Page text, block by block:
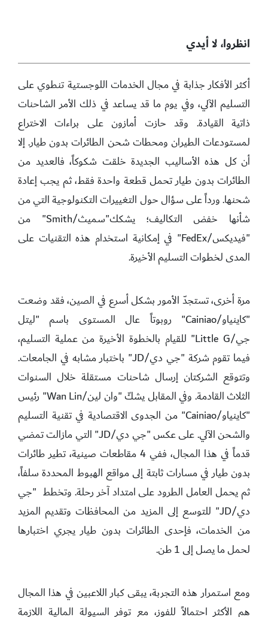
انظروا، لا أيدي
أكثر الأفكار جذابة في مجال الخدمات اللوجستية تنطوي على
التسليم الآلي، وفي يوم ما قد يساعد في ذلك الأمر الشاحنات
ذاتية القيادة. وقد حازت أمازون على براءات الاختراع
لمستودعات الطيران ومحطات شحن الطائرات بدون طيار. إلا
أن كل هذه الأساليب الجديدة خلقت شكوكاً، فالعديد من
الطائرات بدون طيار تحمل قطعة واحدة فقط، ثم يجب إعادة
شحنها. ورداً على سؤال حول التغييرات التكنولوجية التي من
شأنها خفض التكاليف؛ يشكك"سميث/Smith" من
"فيديكس/FedEx" في إمكانية استخدام هذه التقنيات على
المدى لخطوات التسليم الأخيرة.
مرة أخرى، تستجدّ الأمور بشكل أسرع في الصين، فقد وضعت
"كاينياو/Cainiao" روبوتاً عال المستوى باسم "ليتل
جي/Little G" للقيام بالخطوة الأخيرة من عملية التسليم،
فيما تقوم شركة "جي دي/JD" باختبار مشابه في الجامعات.
وتتوقع الشركتان إرسال شاحنات مستقلة خلال السنوات
الثلاث القادمة. وفي المقابل يشكّ "وان لين/Wan Lin" رئيس
"كاينياو/Cainiao" من الجدوى الاقتصادية في تقنية التسليم
والشحن الآلي. على عكس "جي دي/JD" التي مازالت تمضي
قدماً في هذا المجال، ففي 4 مقاطعات صينية، تطير طائرات
بدون طيار في مسارات ثابتة إلى مواقع الهبوط المحددة سلفاً،
ثم يحمل العامل الطرود على امتداد آخر رحلة. وتخطط "جي
دي/JD" للتوسع إلى المزيد من المحافظات وتقديم المزيد
من الخدمات، فإحدى الطائرات بدون طيار يجري اختبارها
لحمل ما يصل إلى 1 طن.
ومع استمرار هذه التجربة، يبقى كبار اللاعبين في هذا المجال
هم الأكثر احتمالاً للفوز، مع توفر السيولة المالية اللازمة